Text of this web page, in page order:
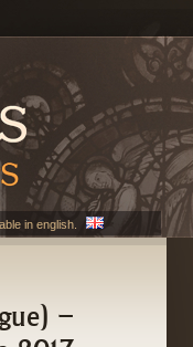
au contenu principal
in english.
–